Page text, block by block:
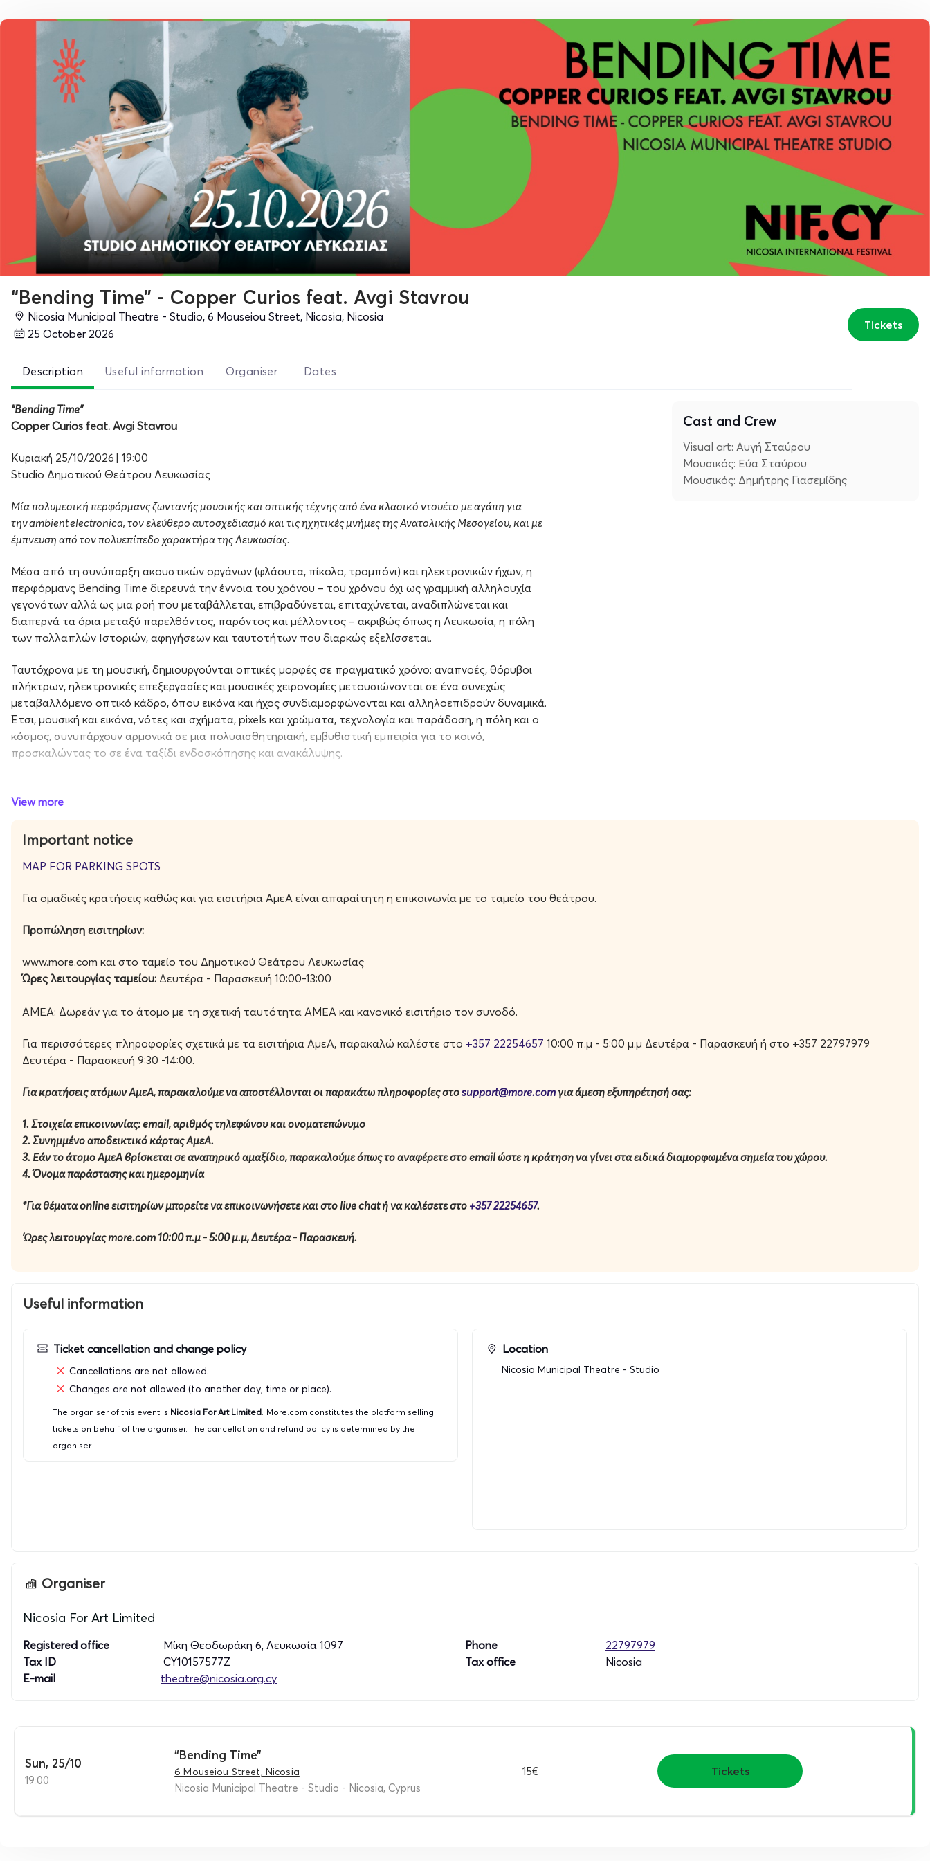
“Bending Time” - Copper Curios feat. Avgi Stavrou
Nicosia Municipal Theatre - Studio, 6 Mouseiou Street, Nicosia, Nicosia
25 October 2026
Tickets
Description Useful information Organiser Dates
“Bending Time”
Copper Curios feat. Avgi Stavrou
Κυριακή 25/10/2026 | 19:00
Studio Δημοτικού Θεάτρου Λευκωσίας
Μία πολυμεσική περφόρμανς ζωντανής μουσικής και οπτικής τέχνης από ένα κλασικό ντουέτο με αγάπη για
την ambient electronica, τον ελεύθερο αυτοσχεδιασμό και τις ηχητικές μνήμες της Ανατολικής Μεσογείου, και με
έμπνευση από τον πολυεπίπεδο χαρακτήρα της Λευκωσίας.
Μέσα από τη συνύπαρξη ακουστικών οργάνων (φλάουτα, πίκολο, τρομπόνι) και ηλεκτρονικών ήχων, η
περφόρμανς Bending Time διερευνά την έννοια του χρόνου – του χρόνου όχι ως γραμμική αλληλουχία
γεγονότων αλλά ως μια ροή που μεταβάλλεται, επιβραδύνεται, επιταχύνεται, αναδιπλώνεται και
διαπερνά τα όρια μεταξύ παρελθόντος, παρόντος και μέλλοντος – ακριβώς όπως η Λευκωσία, η πόλη
των πολλαπλών Ιστοριών, αφηγήσεων και ταυτοτήτων που διαρκώς εξελίσσεται.
Ταυτόχρονα με τη μουσική, δημιουργούνται οπτικές μορφές σε πραγματικό χρόνο: αναπνοές, θόρυβοι
πλήκτρων, ηλεκτρονικές επεξεργασίες και μουσικές χειρονομίες μετουσιώνονται σε ένα συνεχώς
μεταβαλλόμενο οπτικό κάδρο, όπου εικόνα και ήχος συνδιαμορφώνονται και αλληλοεπιδρούν δυναμικά.
Έτσι, μουσική και εικόνα, νότες και σχήματα, pixels και χρώματα, τεχνολογία και παράδοση, η πόλη και ο
κόσμος, συνυπάρχουν αρμονικά σε μια πολυαισθητηριακή, εμβυθιστική εμπειρία για το κοινό,
προσκαλώντας το σε ένα ταξίδι ενδοσκόπησης και ανακάλυψης.
κλασική τους παιδεία και κοινό σημείο αναφοράς την αγάπη τους για τον πειραματισμό, δημιουργούν ένα
ελεύθερο αυτοσχεδιασμό και τις ηχητικές μνήμες της ανατολικής Μεσογείου.
Φλάουτα, τρομπόνι, ηλεκτρονικά μέσα και επεξεργασμένοι φυσικοί ήχοι συνυπάρχουν σε ένα συνεχώς
ρυθμικές υφές.
Στη βραδιά συμμετέχει η visual artist Αυγή Σταύρου δημιουργώντας «εικόνες» σε πραγματικό χρόνο.
Μια πολυμεσική μουσική περφόρμανς
που… κάμπτει τον χρόνο!
Τιμές εισιτηρίων:
ΤΑΥΤΟΤΗΤΑ ΔΙΕΘΝΟΥΣ ΦΕΣΤΙΒΑΛ ΛΕΥΚΩΣΙΑΣ
ΣΥΝΔΙΟΡΓΑΝΩΤΕΣ: Nicosia For Art Ltd, Δήμος Λευκωσίας
ΚΥΡΙΟΣ ΧΟΡΗΓΟΣ: Υφυπουργείο Πολιτισμού, Τμήμα Σύγχρονου Πολιτισμού
ΧΡΥΣΟΙ ΧΟΡΗΓΟΙ: VF Foundation , Allwyn
OFFICIAL FESTIVAL CAR: Pilakoutas group
ΑΠΟΚΛΕΙΣΤΙΚΟΣ TICKETING PARTNER: more.com
View more
Cast and Crew
Visual art: Αυγή Σταύρου
Mουσικός: Εύα Σταύρου
Mουσικός: Δημήτρης Γιασεμίδης
Important notice
MAP FOR PARKING SPOTS
Για ομαδικές κρατήσεις καθώς και για εισιτήρια ΑμεΑ είναι απαραίτητη η επικοινωνία με το ταμείο του θεάτρου.
Προπώληση εισιτηρίων:
www.more.com και στο ταμείο του Δημοτικού Θεάτρου Λευκωσίας
Ώρες λειτουργίας ταμείου: Δευτέρα - Παρασκευή 10:00-13:00
ΑΜΕΑ: Δωρεάν για το άτομο με τη σχετική ταυτότητα ΑΜΕΑ και κανονικό εισιτήριο τον συνοδό.
Για περισσότερες πληροφορίες σχετικά με τα εισιτήρια ΑμεΑ, παρακαλώ καλέστε στο +357 22254657 10:00 π.μ - 5:00 μ.μ Δευτέρα - Παρασκευή ή στο +357 22797979
Δευτέρα - Παρασκευή 9:30 -14:00.
Για κρατήσεις ατόμων ΑμεΑ, παρακαλούμε να αποστέλλονται οι παρακάτω πληροφορίες στοsupport@more.comγια άμεση εξυπηρέτησή σας:
1. Στοιχεία επικοινωνίας: email, αριθμός τηλεφώνου και ονοματεπώνυμο
2. Συνημμένο αποδεικτικό κάρτας ΑμεΑ.
3. Εάν το άτομο ΑμεΑ βρίσκεται σε αναπηρικό αμαξίδιο, παρακαλούμεόπωςτο αναφέρετε στο email ώστε η κράτηση να γίνει στα ειδικά διαμορφωμένα σημεία του χώρου.
4. Όνομα παράστασης και ημερομηνία
*Για θέματα online εισιτηρίων μπορείτε να επικοινωνήσετε και στο live chat ή να καλέσετε στο +357 22254657.
'Ωρες λειτουργίας more.com 10:00 π.μ - 5:00 μ.μ, Δευτέρα - Παρασκευή.
Useful information
Ticket cancellation and change policy
Cancellations are not allowed.
Changes are not allowed (to another day, time or place).
The organiser of this event is Nicosia For Art Limited. More.com constitutes the platform selling
tickets on behalf of the organiser. The cancellation and refund policy is determined by the
organiser.
Location
Nicosia Municipal Theatre - Studio
Organiser
Nicosia For Art Limited
Registered office Μίκη Θεοδωράκη 6, Λευκωσία 1097 Phone
22797979
Tax ID
CY10157577Z Tax office
Nicosia
E-mail
theatre@nicosia.org.cy
Sun, 25/10
19:00
“Bending Time”
6 Mouseiou Street, Nicosia
Nicosia Municipal Theatre - Studio - Nicosia, Cyprus
15€ Tickets